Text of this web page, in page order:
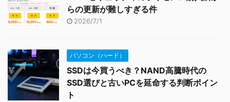
らの更新が難しすぎる件
2026/7/1
パソコン（ハード）
SSDは今買うべき？NAND高騰時代の
SSD選びと古いPCを延命する判断ポイン
ト